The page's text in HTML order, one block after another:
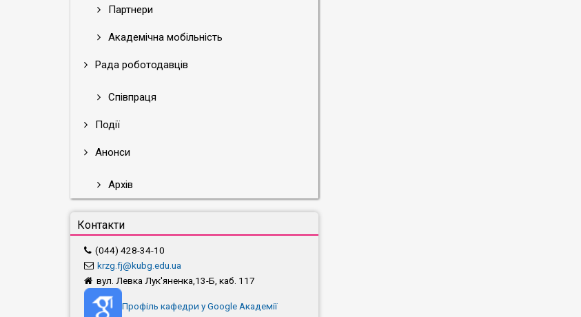
Партнери
Академічна мобільність
Рада роботодавців
Співпраця
Події
Анонси
Архів
Контакти
(044) 428-34-10
krzg.fj@kubg.edu.ua
вул. Левка Лук'яненка,13-Б, каб. 117
Профіль кафедри у Google Академії